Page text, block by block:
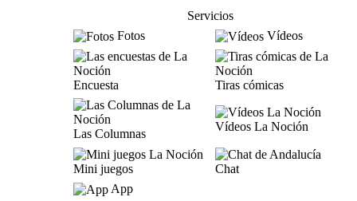
Servicios
Fotos
Vídeos
Encuesta Tiras cómicas
Las Columnas
Vídeos La Noción
Mini juegos
Chat
App